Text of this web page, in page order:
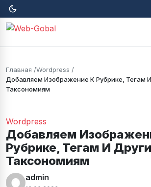
Главная
Wordpress
Добавляем Изображение К Рубрике, Тегам
Таксономиям
Wordpress
Добавляем
Рубрике, Тегам И
Таксономиям
admin